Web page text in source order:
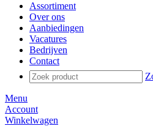
Assortiment
Over ons
Aanbiedingen
Vacatures
Bedrijven
Contact
Menu
Account
Winkelwagen